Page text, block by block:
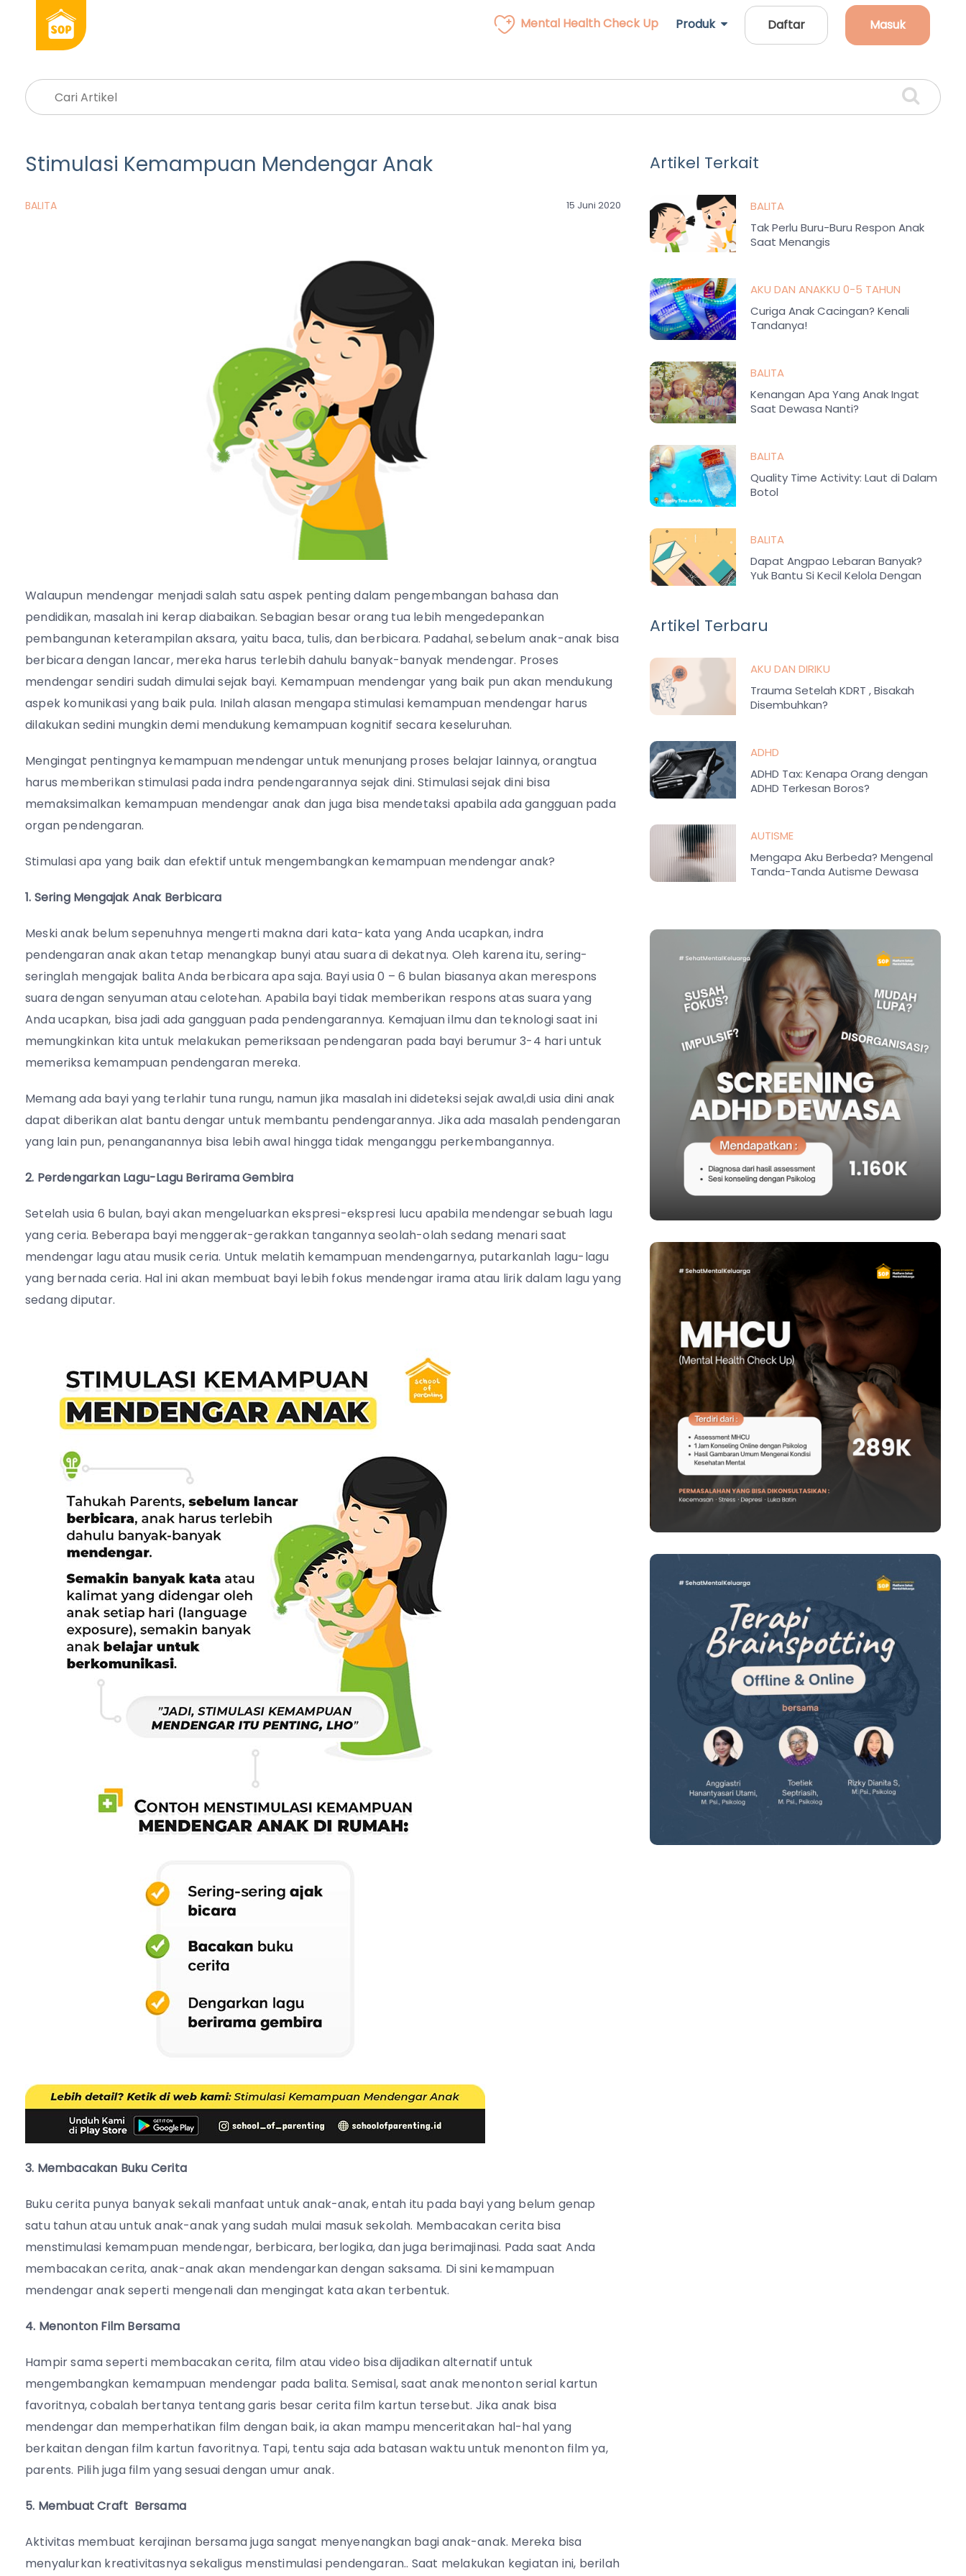
Mental Health Check Up Produk Daftar Masuk
Stimulasi Kemampuan Mendengar Anak
BALITA 15 Juni 2020
Walaupun mendengar menjadi salah satu aspek penting dalam pengembangan bahasa dan
pendidikan, masalah ini kerap diabaikan. Sebagian besar orang tua lebih mengedepankan
pembangunan keterampilan aksara, yaitu baca, tulis, dan berbicara. Padahal, sebelum anak-anak bisa
berbicara dengan lancar, mereka harus terlebih dahulu banyak-banyak mendengar. Proses
mendengar sendiri sudah dimulai sejak bayi. Kemampuan mendengar yang baik pun akan mendukung
aspek komunikasi yang baik pula. Inilah alasan mengapa stimulasi kemampuan mendengar harus
dilakukan sedini mungkin demi mendukung kemampuan kognitif secara keseluruhan.
Mengingat pentingnya kemampuan mendengar untuk menunjang proses belajar lainnya, orangtua
harus memberikan stimulasi pada indra pendengarannya sejak dini. Stimulasi sejak dini bisa
memaksimalkan kemampuan mendengar anak dan juga bisa mendetaksi apabila ada gangguan pada
organ pendengaran.
Stimulasi apa yang baik dan efektif untuk mengembangkan kemampuan mendengar anak?
1. Sering Mengajak Anak Berbicara
Meski anak belum sepenuhnya mengerti makna dari kata-kata yang Anda ucapkan, indra
pendengaran anak akan tetap menangkap bunyi atau suara di dekatnya. Oleh karena itu, sering-
seringlah mengajak balita Anda berbicara apa saja. Bayi usia 0 – 6 bulan biasanya akan merespons
suara dengan senyuman atau celotehan. Apabila bayi tidak memberikan respons atas suara yang
Anda ucapkan, bisa jadi ada gangguan pada pendengarannya. Kemajuan ilmu dan teknologi saat ini
memungkinkan kita untuk melakukan pemeriksaan pendengaran pada bayi berumur 3-4 hari untuk
memeriksa kemampuan pendengaran mereka.
Memang ada bayi yang terlahir tuna rungu, namun jika masalah ini dideteksi sejak awal,di usia dini anak
dapat diberikan alat bantu dengar untuk membantu pendengarannya. Jika ada masalah pendengaran
yang lain pun, penanganannya bisa lebih awal hingga tidak menganggu perkembangannya.
2. Perdengarkan Lagu-Lagu Berirama Gembira
Setelah usia 6 bulan, bayi akan mengeluarkan ekspresi-ekspresi lucu apabila mendengar sebuah lagu
yang ceria. Beberapa bayi menggerak-gerakkan tangannya seolah-olah sedang menari saat
mendengar lagu atau musik ceria. Untuk melatih kemampuan mendengarnya, putarkanlah lagu-lagu
yang bernada ceria. Hal ini akan membuat bayi lebih fokus mendengar irama atau lirik dalam lagu yang
sedang diputar.
3. Membacakan Buku Cerita
Buku cerita punya banyak sekali manfaat untuk anak-anak, entah itu pada bayi yang belum genap
satu tahun atau untuk anak-anak yang sudah mulai masuk sekolah. Membacakan cerita bisa
menstimulasi kemampuan mendengar, berbicara, berlogika, dan juga berimajinasi. Pada saat Anda
membacakan cerita, anak-anak akan mendengarkan dengan saksama. Di sini kemampuan
mendengar anak seperti mengenali dan mengingat kata akan terbentuk.
4. Menonton Film Bersama
Hampir sama seperti membacakan cerita, film atau video bisa dijadikan alternatif untuk
mengembangkan kemampuan mendengar pada balita. Semisal, saat anak menonton serial kartun
favoritnya, cobalah bertanya tentang garis besar cerita film kartun tersebut. Jika anak bisa
mendengar dan memperhatikan film dengan baik, ia akan mampu menceritakan hal-hal yang
berkaitan dengan film kartun favoritnya. Tapi, tentu saja ada batasan waktu untuk menonton film ya,
parents. Pilih juga film yang sesuai dengan umur anak.
5. Membuat Craft Bersama
Aktivitas membuat kerajinan bersama juga sangat menyenangkan bagi anak-anak. Mereka bisa
menyalurkan kreativitasnya sekaligus menstimulasi pendengaran.. Saat melakukan kegiatan ini, berilah
Artikel Terkait
BALITA
Tak Perlu Buru-Buru Respon Anak
Saat Menangis
AKU DAN ANAKKU 0-5 TAHUN
Curiga Anak Cacingan? Kenali
Tandanya!
BALITA
Kenangan Apa Yang Anak Ingat
Saat Dewasa Nanti?
BALITA
Quality Time Activity: Laut di Dalam
Botol
BALITA
Dapat Angpao Lebaran Banyak?
Yuk Bantu Si Kecil Kelola Dengan
Artikel Terbaru
AKU DAN DIRIKU
Trauma Setelah KDRT , Bisakah
Disembuhkan?
ADHD
ADHD Tax: Kenapa Orang dengan
ADHD Terkesan Boros?
AUTISME
Mengapa Aku Berbeda? Mengenal
Tanda-Tanda Autisme Dewasa